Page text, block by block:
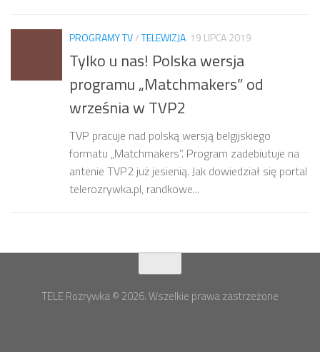
PROGRAMY TV/TELEWIZJA 19 LIPCA 2019
Tylko u nas! Polska wersja
programu „Matchmakers” od
września w TVP2
TVP pracuje nad polską wersją belgijskiego
formatu „Matchmakers”. Program zadebiutuje na
antenie TVP2 już jesienią. Jak dowiedział się portal
telerozrywka.pl, randkowe...
TELE Rozrywka © 2026. Wszelkie prawa zastrzeżone